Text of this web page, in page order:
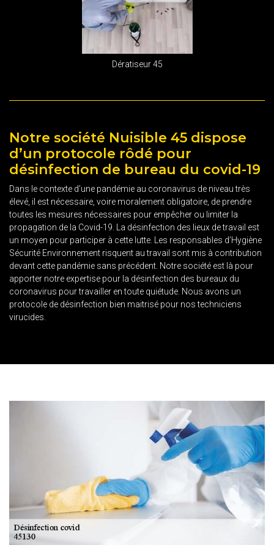
Dératiseur 45
Notre société Nuisible 45 dispose
d’un protocole rôdé pour
désinfection de bureau du covid-19
Dans le contexte d’une pandémie au coronavirus de niveau très
élevé, il est nécessaire, voire moralement obligatoire, de prendre
toutes les mesures nécessaires pour empêcher ou limiter la
propagation de la Covid-19. La désinfection des lieux de travail est
un moyen pour participer à cette lutte. Les responsables d’Hygiène
Sécurité Environnement risquent au travail sont mis à contribution
devant cette pandémie sans précédent. Notre société est là pour
apporter notre expertise pour la désinfection des bureaux du
coronavirus pour travailler en toute quiétude. Nous avons un
protocole de désinfection bien maitrisé pour nos techniciens
virucides.